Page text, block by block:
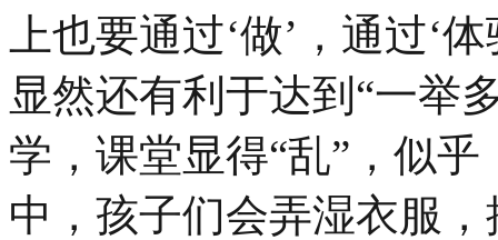
上也要通过‘做’，通过‘
显然还有利于达到“一举
学，课堂显得“乱”，似
中，孩子们会弄湿衣服